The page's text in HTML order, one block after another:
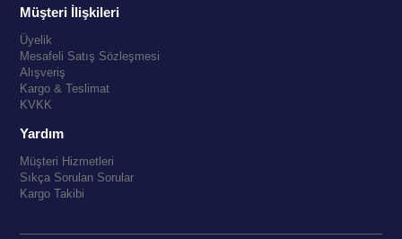
Müşteri İlişkileri
Üyelik
Mesafeli Satış Sözleşmesi
Alışveriş
Kargo & Teslimat
KVKK
Yardım
Müşteri Hizmetleri
Sıkça Sorulan Sorular
Kargo Takibi